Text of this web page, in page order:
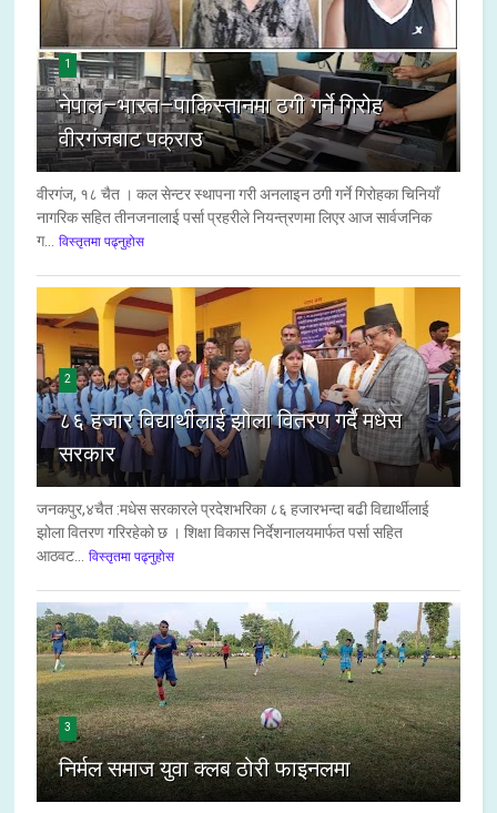
1
नेपाल–भारत–पाकिस्तानमा ठगी गर्ने गिरोह
वीरगंजबाट पक्राउ
वीरगंज, १८ चैत । कल सेन्टर स्थापना गरी अनलाइन ठगी गर्ने गिरोहका चिनियाँ
नागरिक सहित तीनजनालाई पर्सा प्रहरीले नियन्त्रणमा लिएर आज सार्वजनिक
ग...
विस्तृतमा पढ्नुहोस
2
८६ हजार विद्यार्थीलाई झोला वितरण गर्दै मधेस
सरकार
जनकपुर,४चैत :मधेस सरकारले प्रदेशभरिका ८६ हजारभन्दा बढी विद्यार्थीलाई
झोला वितरण गरिरहेको छ । शिक्षा विकास निर्देशनालयमार्फत पर्सा सहित
आठवट...
विस्तृतमा पढ्नुहोस
3
निर्मल समाज युवा क्लब ठोरी फाइनलमा